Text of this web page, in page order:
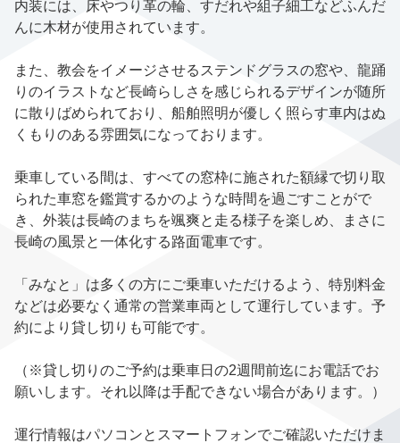
内装には、床やつり革の輪、すだれや組子細工などふんだ
んに木材が使用されています。
また、教会をイメージさせるステンドグラスの窓や、龍踊
りのイラストなど長崎らしさを感じられるデザインが随所
に散りばめられており、船舶照明が優しく照らす車内はぬ
くもりのある雰囲気になっております。
乗車している間は、すべての窓枠に施された額縁で切り取
られた車窓を鑑賞するかのような時間を過ごすことがで
き、外装は長崎のまちを颯爽と走る様子を楽しめ、まさに
長崎の風景と一体化する路面電車です。
「みなと」は多くの方にご乗車いただけるよう、特別料金
などは必要なく通常の営業車両として運行しています。予
約により貸し切りも可能です。
（※貸し切りのご予約は乗車日の2週間前迄にお電話でお
願いします。それ以降は手配できない場合があります。）
運行情報はパソコンとスマートフォンでご確認いただけま